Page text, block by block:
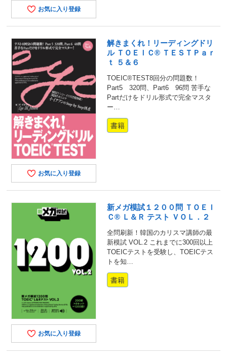
お気に入り登録
お気に入り登録
解きまくれ！リーディングドリ
ル ＴＯＥＩＣ® ＴＥＳＴＰａｒ
ｔ ５＆６
TOEIC®TEST8回分の問題数！
Part5 320問、Part6 96問 苦手な
Partだけをドリル形式で完全マスタ
ー…
書籍
お気に入り登録
新メガ模試１２００問 ＴＯＥＩ
Ｃ® Ｌ＆Ｒ テスト ＶＯＬ．２
全問刷新！韓国のカリスマ講師の最
新模試 VOL.2 これまでに300回以上
TOEICテストを受験し、TOEICテス
トを知…
書籍